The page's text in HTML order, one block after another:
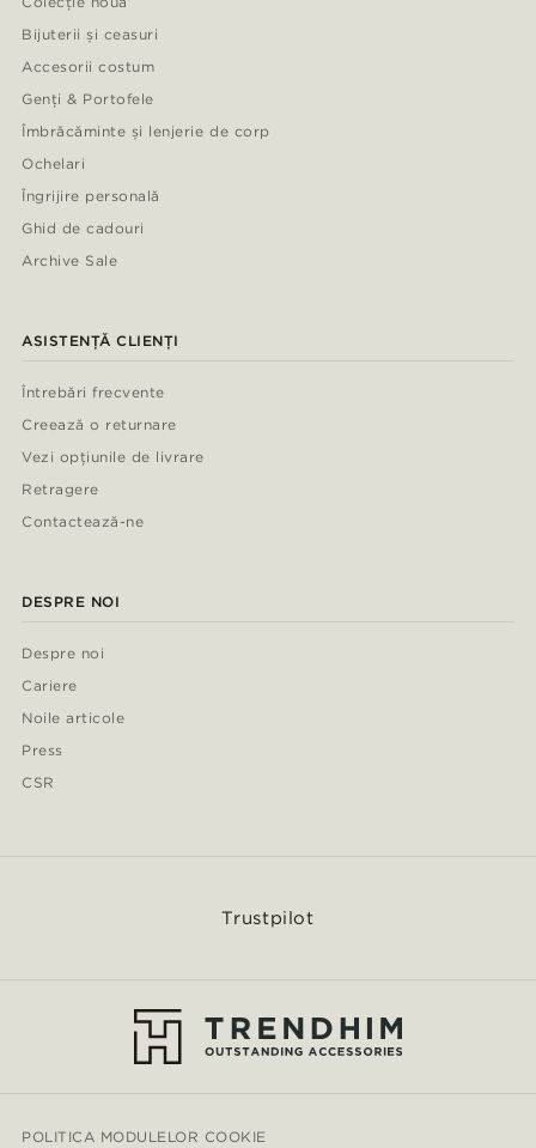
Bijuterii și ceasuri
Accesorii costum
Genți & Portofele
Îmbrăcăminte și lenjerie de corp
Ochelari
Îngrijire personală
Ghid de cadouri
Archive Sale
ASISTENȚĂ CLIENȚI
Întrebări frecvente
Creează o returnare
Vezi opțiunile de livrare
Retragere
Contactează-ne
DESPRE NOI
Despre noi
Cariere
Noile articole
Press
CSR
Trustpilot
POLITICA MODULELOR COOKIE